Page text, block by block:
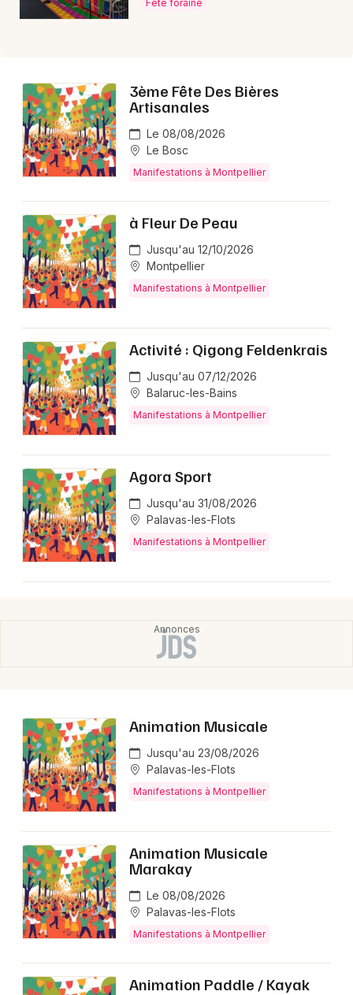
Fête foraine
3ème Fête Des Bières
Artisanales
Le 08/08/2026
Le Bosc
Manifestations à Montpellier
à Fleur De Peau
Jusqu'au 12/10/2026
Montpellier
Manifestations à Montpellier
Activité : Qigong Feldenkrais
Jusqu'au 07/12/2026
Balaruc-les-Bains
Manifestations à Montpellier
Agora Sport
Jusqu'au 31/08/2026
Palavas-les-Flots
Manifestations à Montpellier
Animation Musicale
Jusqu'au 23/08/2026
Palavas-les-Flots
Manifestations à Montpellier
Animation Musicale
Marakay
Le 08/08/2026
Palavas-les-Flots
Manifestations à Montpellier
Animation Paddle / Kayak